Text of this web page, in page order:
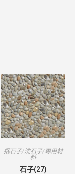
抿石子/洗石子/專用材
料
石子(27)